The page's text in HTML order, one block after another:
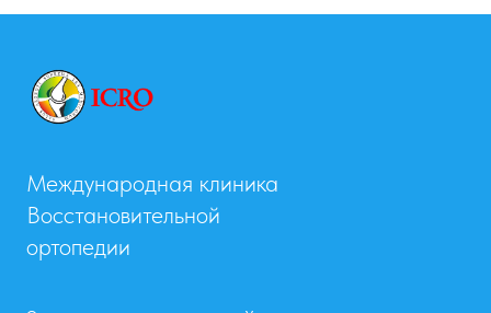
Международная клиника
Восстановительной
ортопедии